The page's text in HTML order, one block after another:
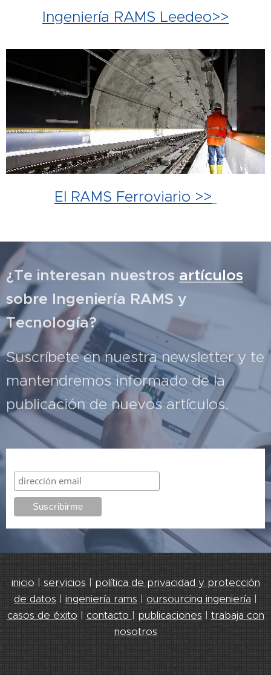
Ingeniería RAMS Leedeo>>
El RAMS Ferroviario >>
¿Te interesan nuestros artículos
sobre Ingeniería RAMS y
Tecnología?
Suscríbete en nuestra newsletter y te
mantendremos informado de la
publicación de nuevos artículos.
inicio | servicios | política de privacidad y protección
de datos | ingeniería rams | oursourcing ingeniería |
casos de éxito | contacto | publicaciones | trabaja con
nosotros